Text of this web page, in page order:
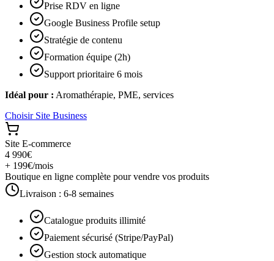
Prise RDV en ligne
Google Business Profile setup
Stratégie de contenu
Formation équipe (2h)
Support prioritaire 6 mois
Idéal pour : Aromathérapie, PME, services
Choisir Site Business
Site E-commerce
4 990€
+ 199€/mois
Boutique en ligne complète pour vendre vos produits
Livraison : 6-8 semaines
Catalogue produits illimité
Paiement sécurisé (Stripe/PayPal)
Gestion stock automatique